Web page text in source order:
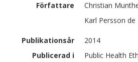
Författare Christian
Karl Persson de
Publikationsår
2014
Publicerad i
Public Health